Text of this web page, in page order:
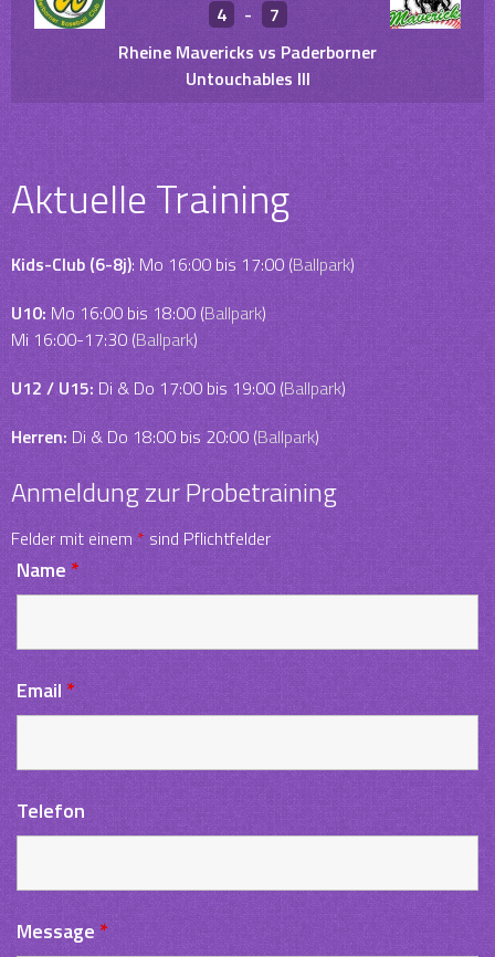
4 -
7
Rheine Mavericks vs Paderborner
Untouchables III
Aktuelle Training
Kids-Club (6-8j): Mo 16:00 bis 17:00 (Ballpark)
U10:Mo 16:00 bis 18:00 (Ballpark)
Mi 16:00-17:30 (Ballpark)
U12 / U15: Di & Do 17:00 bis 19:00 (Ballpark)
Herren: Di & Do 18:00 bis 20:00 (Ballpark)
Anmeldung zur Probetraining
Felder mit einem* sind Pflichtfelder
Name*
Email*
Telefon
Message *